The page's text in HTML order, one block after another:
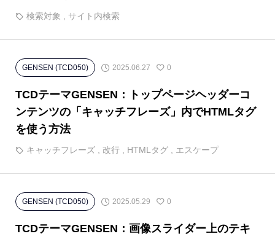
検索対象 サイト内検索
GENSEN (TCD050) 2025.06.27 0
TCDテーマGENSEN：トップページヘッダーコ
ンテンツの「キャッチフレーズ」内でHTMLタグ
を使う方法
キャッチフレーズ , 改行 , HTMLタグ , エスケープ
GENSEN (TCD050) 2025.05.29 0
TCDテーマGENSEN：画像スライダー上のテキ